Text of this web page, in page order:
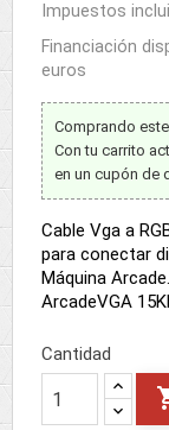
Impuestos
Financiación
euros
Comprando
Con tu carrito
en un cupón de
Cable Vga a
para conectar
Máquina
ArcadeVGA
Cantidad